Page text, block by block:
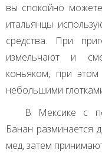
вы спокойно
итальянцы
средства. При
измельчают и
коньяком, при
небольшими
В Мексике с
Банан разминается
мед, затем